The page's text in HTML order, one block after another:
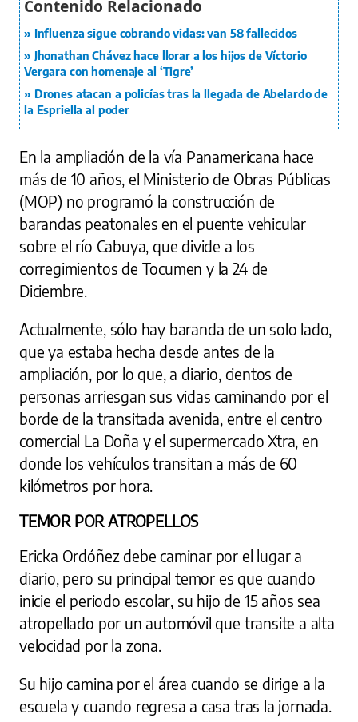
Influenza sigue cobrando vidas: van 58 fallecidos
Jhonathan Chávez hace llorar a los hijos de Víctorio
Vergara con homenaje al ‘Tigre’
Drones atacan a policías tras la llegada de Abelardo de
la Espriella al poder
En la ampliación de la vía Panamericana hace
más de 10 años, el Ministerio de Obras Públicas
(MOP) no programó la construcción de
barandas peatonales en el puente vehicular
sobre el río Cabuya, que divide a los
corregimientos de Tocumen y la 24 de
Diciembre.
Actualmente, sólo hay baranda de un solo lado,
que ya estaba hecha desde antes de la
ampliación, por lo que, a diario, cientos de
personas arriesgan sus vidas caminando por el
borde de la transitada avenida, entre el centro
comercial La Doña y el supermercado Xtra, en
donde los vehículos transitan a más de 60
kilómetros por hora.
TEMOR POR ATROPELLOS
Ericka Ordóñez debe caminar por el lugar a
diario, pero su principal temor es que cuando
inicie el periodo escolar, su hijo de 15 años sea
atropellado por un automóvil que transite a alta
velocidad por la zona.
Su hijo camina por el área cuando se dirige a la
escuela y cuando regresa a casa tras la jornada.